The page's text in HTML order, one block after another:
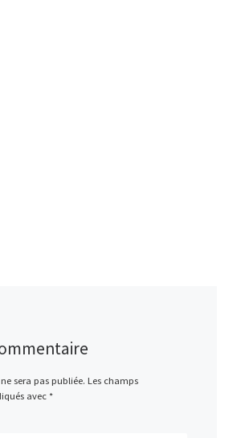
sera pas publiée. Les champs
avec *